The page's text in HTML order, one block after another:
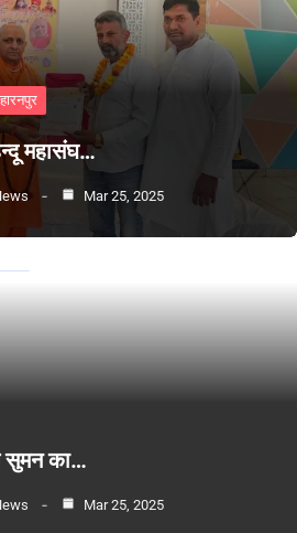
महासंघ…
Mar 25, 2025
सुमन का…
Mar 25, 2025